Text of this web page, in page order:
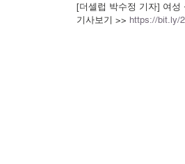
[더셀럽 박수정 기자] 여성
기사보기 >> https://bit.ly/